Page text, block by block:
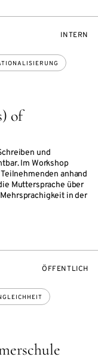
of
und
Im Workshop
anhand
Muttersprache über
in der
INTERN
ÖFFENTLICH